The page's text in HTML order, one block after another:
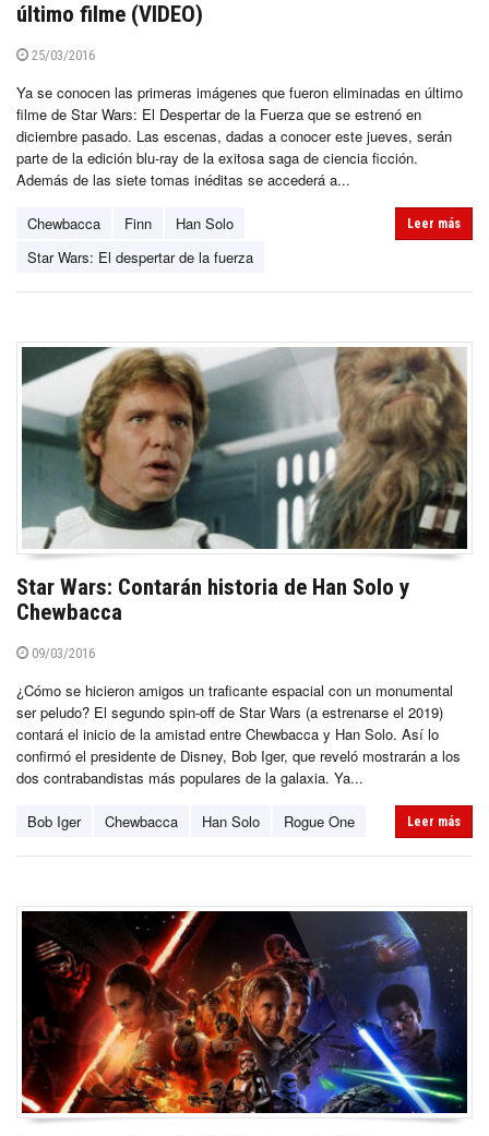
último filme (VIDEO)
25/03/2016
Ya se conocen las primeras imágenes que fueron eliminadas en último
filme de Star Wars: El Despertar de la Fuerza que se estrenó en
diciembre pasado. Las escenas, dadas a conocer este jueves, serán
parte de la edición blu-ray de la exitosa saga de ciencia ficción.
Además de las siete tomas inéditas se accederá a...
Chewbacca Finn
Han Solo
Star Wars: El despertar de la fuerza
Leer más
Star Wars: Contarán historia de Han Solo y
Chewbacca
09/03/2016
¿Cómo se hicieron amigos un traficante espacial con un monumental
ser peludo? El segundo spin-off de Star Wars (a estrenarse el 2019)
contará el inicio de la amistad entre Chewbacca y Han Solo. Así lo
confirmó el presidente de Disney, Bob Iger, que reveló mostrarán a los
dos contrabandistas más populares de la galaxia. Ya...
Bob Iger Chewbacca Han Solo Rogue One Leer más